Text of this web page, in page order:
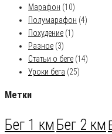
Марафон (10)
Полумарафон (4)
Похудение (1)
Разное (3)
Статьи о беге (14)
Уроки бега (25)
Метки
Бег 1 км Бег 2 км